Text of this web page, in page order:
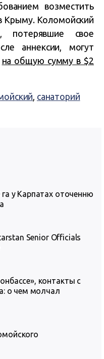
возместить
Крыму. Коломойский
потерявшие свое
аннексии, могут
на общую сумму в $2
, санаторий
у Карпатах оточенню
Senior Officials
контакты с
о чем молчал